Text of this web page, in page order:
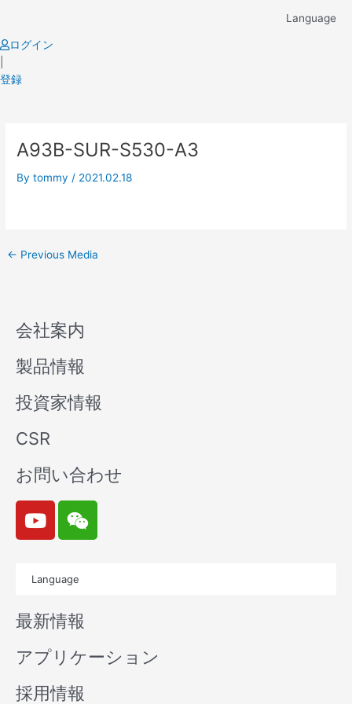
content
Language
ログイン
登録
A93B-SUR-S530-A3
Bytommy / 2021.02.18
navigation
← Previous Media
会社案内
製品情報
投資家情報
CSR
お問い合わせ
Y
o
u
b
e
W
e
i
n
Language
最新情報
アプリケーション
採用情報